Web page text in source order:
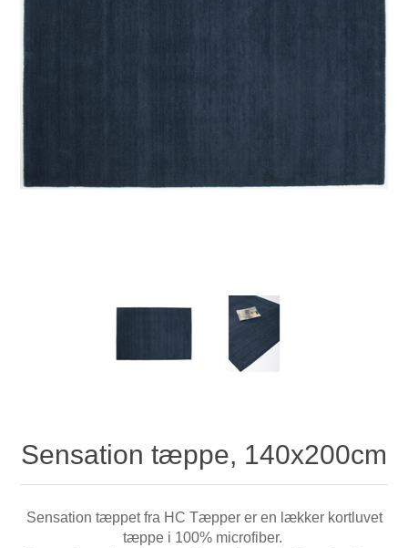
Sensation tæppe, 140x200cm
Sensation tæppet fra HC Tæpper er en lækker kortluvet
tæppe i 100% microfiber.